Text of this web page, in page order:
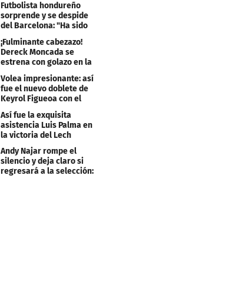
Futbolista hondureño
sorprende y se despide
del Barcelona: "Ha sido
un orgullo"
¡Fulminante cabezazo!
Dereck Moncada se
estrena con golazo en la
Liga de Suiza
Volea impresionante: así
fue el nuevo doblete de
Keyrol Figueoa con el
Liverpool
Así fue la exquisita
asistencia Luis Palma en
la victoria del Lech
Poznán
Andy Najar rompe el
silencio y deja claro si
regresará a la selección: